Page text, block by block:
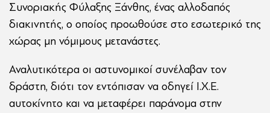
Συνοριακής Φύλαξης Ξάνθης, ένας αλλοδαπός
διακινητής, ο οποίος προωθούσε στο εσωτερικό της
χώρας μη νόμιμους μετανάστες.
Αναλυτικότερα οι αστυνομικοί συνέλαβαν τον
δράστη, διότι τον εντόπισαν να οδηγεί Ι.Χ.Ε.
αυτοκίνητο και να μεταφέρει παράνομα στην